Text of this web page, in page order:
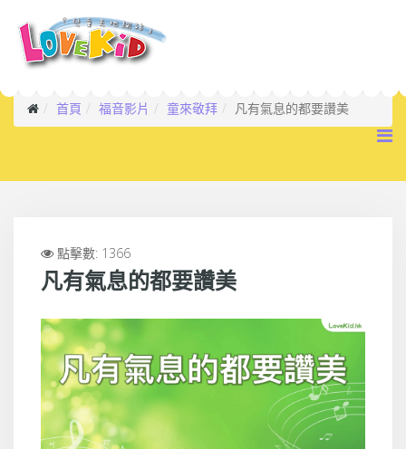
首頁 福音影片 童來敬拜 凡有氣息的都要讚美
點擊數: 1366
凡有氣息的都要讚美